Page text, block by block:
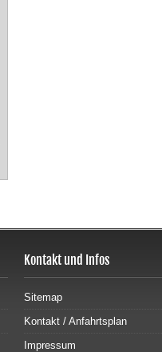
Kontakt und Infos
Sitemap
Kontakt / Anfahrtsplan
Impressum